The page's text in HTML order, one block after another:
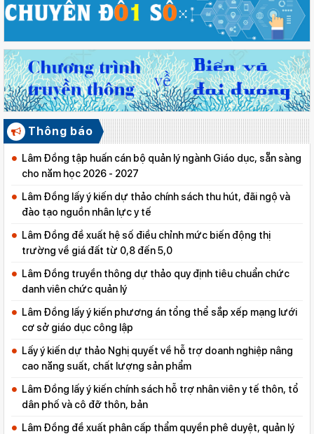
Thông báo
Lâm Đồng tập huấn cán bộ quản lý ngành Giáo dục, sẵn sàng
cho năm học 2026 - 2027
Lâm Đồng lấy ý kiến dự thảo chính sách thu hút, đãi ngộ và
đào tạo nguồn nhân lực y tế
Lâm Đồng đề xuất hệ số điều chỉnh mức biến động thị
trường về giá đất từ 0,8 đến 5,0
Lâm Đồng truyền thông dự thảo quy định tiêu chuẩn chức
danh viên chức quản lý
Lâm Đồng lấy ý kiến phương án tổng thể sắp xếp mạng lưới
cơ sở giáo dục công lập
Lấy ý kiến dự thảo Nghị quyết về hỗ trợ doanh nghiệp nâng
cao năng suất, chất lượng sản phẩm
Lâm Đồng lấy ý kiến chính sách hỗ trợ nhân viên y tế thôn, tổ
dân phố và cô đỡ thôn, bản
Lâm Đồng đề xuất phân cấp thẩm quyền phê duyệt, quản lý